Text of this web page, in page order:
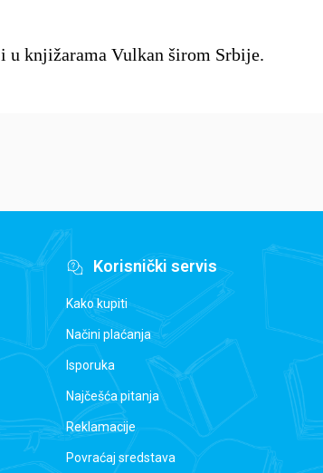
i u knjižarama Vulkan širom Srbije.
Korisnički servis
Kako kupiti
Načini plaćanja
Isporuka
Najčešća pitanja
Reklamacije
Povraćaj sredstava